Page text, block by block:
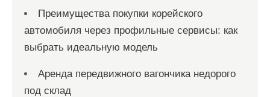
Преимущества покупки корейского
автомобиля через профильные сервисы: как
выбрать идеальную модель
Аренда передвижного вагончика недорого
под склад